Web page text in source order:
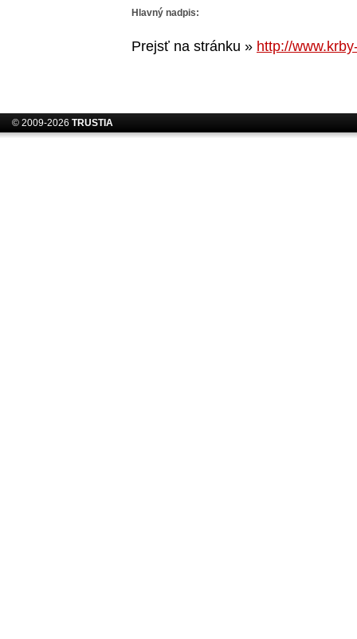
Hlavný nadpis:
Prejsť na stránku » http://
© 2009-2026 TRUSTIA